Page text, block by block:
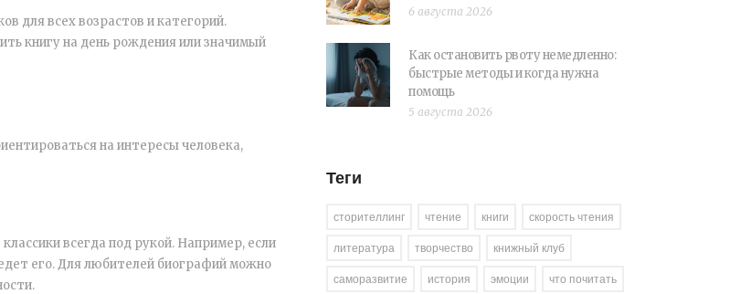
для всех возрастов и категорий.
книгу на день рождения или значимый
на интересы человека,
всегда под рукой. Например, если
его. Для любителей биографий можно
6 августа 2026
Как остановить рвоту немедленно:
быстрые методы и когда нужна
помощь
5 августа 2026
Теги
сторителлинг чтение книги
скорость чтения
литература
творчество
книжный клуб
саморазвитие
история эмоции
что почитать